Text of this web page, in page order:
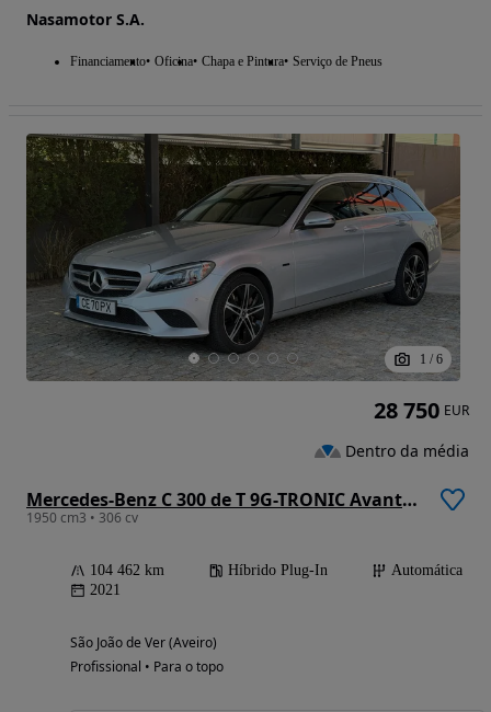
Nasamotor S.A.
Financiamento Oficina Chapa e Pintura Serviço de Pneus
1 / 6
Mercedes-Benz C 300 de T 9G-TRONIC Avantgarde
1950 cm3 • 306 cv
104 462 km Híbrido Plug-In
Automática
2021
São João de Ver (Aveiro)
Profissional • Para o topo
28 750 EUR
Dentro da média